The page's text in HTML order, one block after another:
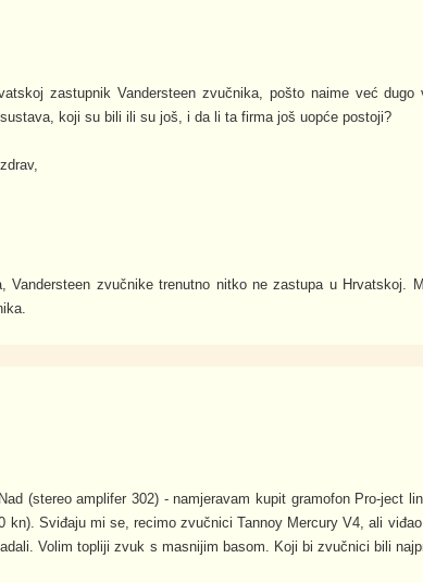
zastupnik Vandersteen zvučnika, pošto naime već dugo
koji su bili ili su još, i da li ta firma još uopće postoji?
Vandersteen zvučnike trenutno nitko ne zastupa u Hrvatskoj.
(stereo amplifer 302) - namjeravam kupit gramofon Pro-ject
kn). Sviđaju mi se, recimo zvučnici Tannoy Mercury V4, ali
Volim topliji zvuk s masnijim basom. Koji bi zvučnici bili